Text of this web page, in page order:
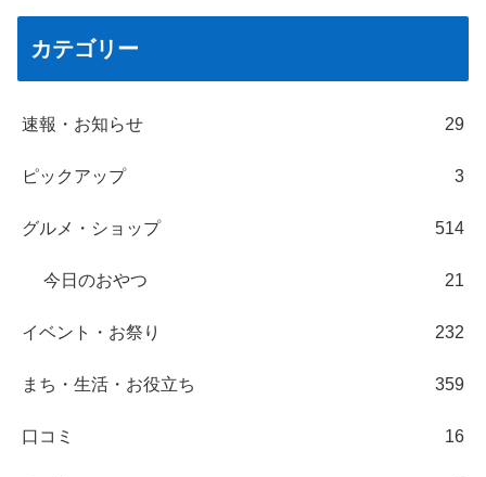
カテゴリー
速報・お知らせ 29
ピックアップ 3
グルメ・ショップ 514
今日のおやつ 21
イベント・お祭り 232
まち・生活・お役立ち 359
口コミ 16